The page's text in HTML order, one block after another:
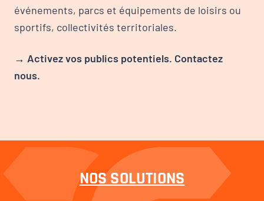
événements, parcs et équipements de loisirs ou
sportifs, collectivités territoriales.
→ Activez vos publics potentiels. Contactez
nous.
NOS SOLUTIONS